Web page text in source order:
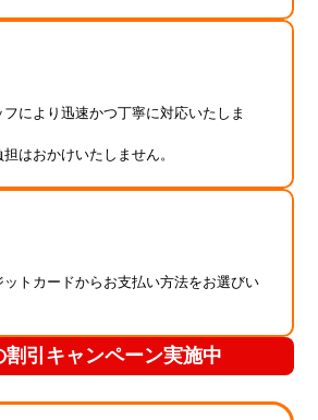
フにより迅速かつ丁寧に対応いたしま
はおかけいたしません。
ットカードからお支払い方法をお選びい
引キャンペーン実施中